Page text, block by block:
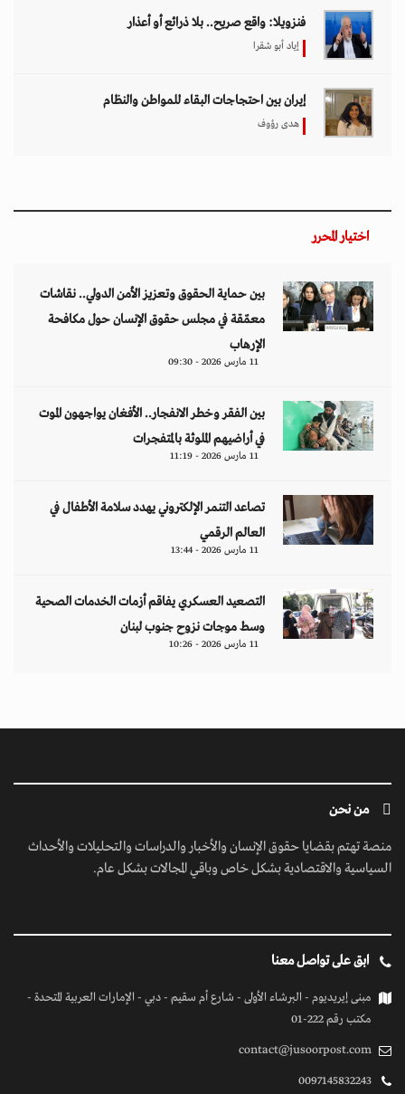
فنزويلا: واقع صريح.. بلا ذرائع أو أعذار
إياد أبو شقرا
إيران بين احتجاجات البقاء للمواطن والنظام
هدى رؤوف
اختيار المحرر
بين حماية الحقوق وتعزيز الأمن الدولي.. نقاشات
معمّقة في مجلس حقوق الإنسان حول مكافحة
الإرهاب
11 مارس 2026 - 09:30
بين الفقر وخطر الانفجار.. الأفغان يواجهون الموت
في أراضيهم الملوثة بالمتفجرات
11 مارس 2026 - 11:19
تصاعد التنمر الإلكتروني يهدد سلامة الأطفال في
العالم الرقمي
11 مارس 2026 - 13:44
التصعيد العسكري يفاقم أزمات الخدمات الصحية
وسط موجات نزوح جنوب لبنان
11 مارس 2026 - 10:26
من نحن
منصة تهتم بقضايا حقوق الإنسان والأخبار والدراسات والتحليلات والأحداث
السياسية والاقتصادية بشكل خاص وباقي المجالات بشكل عام.
ابق على تواصل معنا
مبنى إيريديوم - البرشاء الأولى - شارع أم سقيم - دبي - الإمارات العربية المتحدة -
مكتب رقم 222-01
contact@jusoorpost.com
0097145832243